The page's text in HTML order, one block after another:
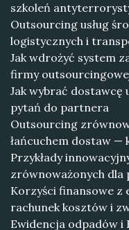
szkoleń
Outsourcing usług
logistycznych i
Jak wdrożyć system
firmy
Jak wybrać dostawcę
pytań do partnera
Outsourcing
łańcuchem dostaw —
Przykłady
zrównoważonych
Korzyści finansowe z
rachunek kosztów i
Ewidencja odpadów i